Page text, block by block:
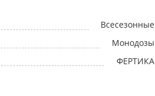
Всесезонные
Монодозы
ФЕРТИКА